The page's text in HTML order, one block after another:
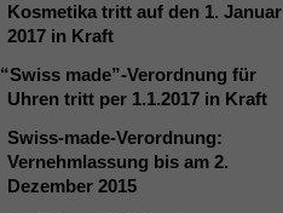
Kosmetika tritt auf den 1. Januar
2017 in Kraft
“Swiss made”-Verordnung für
Uhren tritt per 1.1.2017 in Kraft
Swiss-made-Verordnung:
Vernehmlassung bis am 2.
Dezember 2015